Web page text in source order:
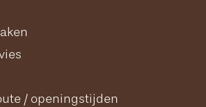
/ openingstijden